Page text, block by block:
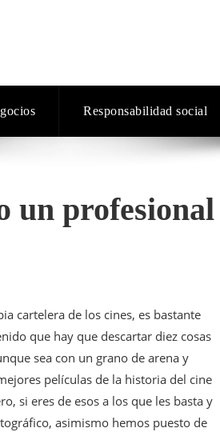
Responsabilidad social
un profesional
cartelera de los cines, es bastante
que hay que descartar diez cosas
sea con un grano de arena y
películas de la historia del cine
si eres de esos a los que les basta y
asimismo hemos puesto de